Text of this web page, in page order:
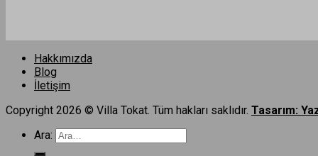
Hakkımızda
Blog
İletişim
Copyright 2026 © Villa Tokat. Tüm hakları saklıdır. Tasarım:
Ara: